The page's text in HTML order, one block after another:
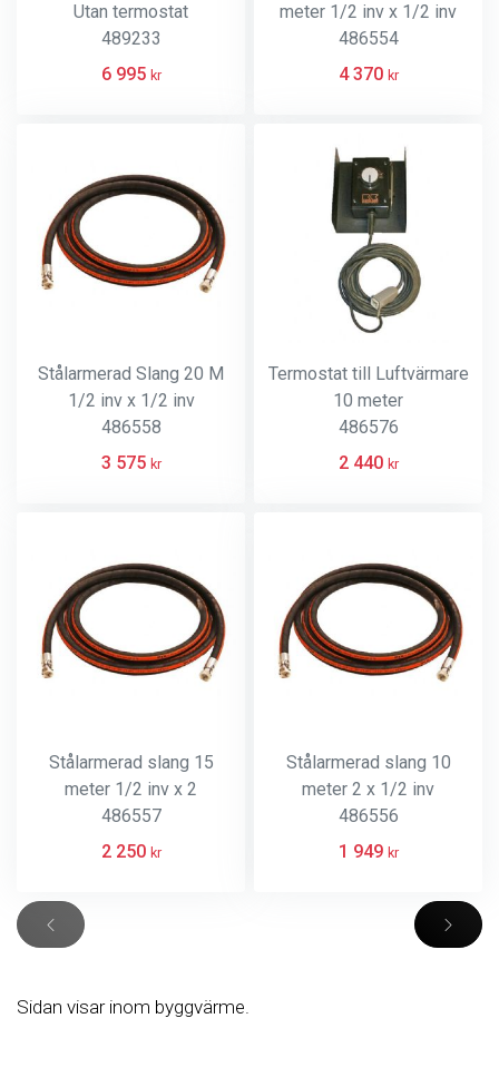
Utan termostat
489233
6 995 kr
meter 1/2 inv x 1/2 inv
486554
4 370 kr
Stålarmerad Slang 20 M
1/2 inv x 1/2 inv
486558
3 575 kr
Termostat till Luftvärmare
10 meter
486576
2 440 kr
Stålarmerad slang 15
meter 1/2 inv x 2
486557
2 250 kr
Stålarmerad slang 10
meter 2 x 1/2 inv
486556
1 949 kr
Sidan visar inom byggvärme.